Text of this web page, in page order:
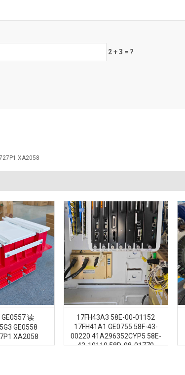
2 + 3 = ?
XA2058
读
GE0558
XA2058
17FH43A3 58E-00-01152
17FH41A1 GE0755 58F-43-
00220 41A296352CYP5 58E-
43-10110 58D-98-01770